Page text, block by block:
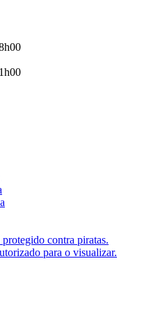
contra piratas.
para o visualizar.